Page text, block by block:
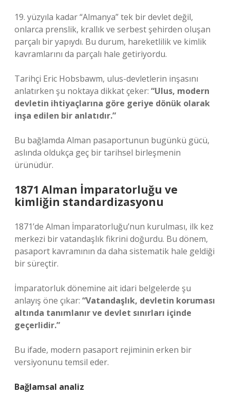
19. yüzyıla kadar “Almanya” tek bir devlet değil,
onlarca prenslik, krallık ve serbest şehirden oluşan
parçalı bir yapıydı. Bu durum, hareketlilik ve kimlik
kavramlarını da parçalı hale getiriyordu.
Tarihçi Eric Hobsbawm, ulus-devletlerin inşasını
anlatırken şu noktaya dikkat çeker: “Ulus, modern
devletin ihtiyaçlarına göre geriye dönük olarak
inşa edilen bir anlatıdır.”
Bu bağlamda Alman pasaportunun bugünkü gücü,
aslında oldukça geç bir tarihsel birleşmenin
ürünüdür.
1871 Alman İmparatorluğu ve
kimliğin standardizasyonu
1871’de Alman İmparatorluğu’nun kurulması, ilk kez
merkezi bir vatandaşlık fikrini doğurdu. Bu dönem,
pasaport kavramının da daha sistematik hale geldiği
bir süreçtir.
İmparatorluk dönemine ait idari belgelerde şu
anlayış öne çıkar: “Vatandaşlık, devletin koruması
altında tanımlanır ve devlet sınırları içinde
geçerlidir.”
Bu ifade, modern pasaport rejiminin erken bir
versiyonunu temsil eder.
Bağlamsal analiz